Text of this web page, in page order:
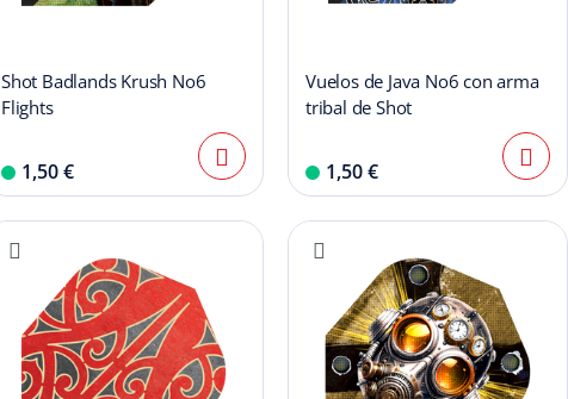
Shot Badlands Krush No6
Flights
1,50 €
Vuelos de Java No6 con arma
tribal de Shot
1,50 €